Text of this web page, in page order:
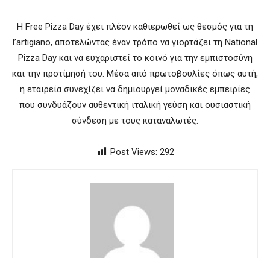
Η Free Pizza Day έχει πλέον καθιερωθεί ως θεσμός για τη
l’artigiano, αποτελώντας έναν τρόπο να γιορτάζει τη National
Pizza Day και να ευχαριστεί το κοινό για την εμπιστοσύνη
και την προτίμησή του. Μέσα από πρωτοβουλίες όπως αυτή,
η εταιρεία συνεχίζει να δημιουργεί μοναδικές εμπειρίες
που συνδυάζουν αυθεντική ιταλική γεύση και ουσιαστική
σύνδεση με τους καταναλωτές.
Post Views: 292